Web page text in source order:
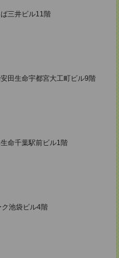
三井ビル11階
田生命宇都宮大工町ビル9階
命千葉駅前ビル1階
池袋ビル4階